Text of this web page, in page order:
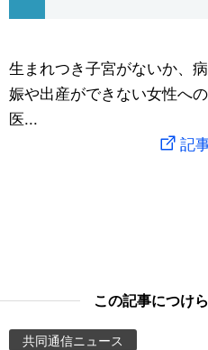
社会
文化
科学・技術
旅と暮らし
動画/Live
Books
People
暮らし
スポーツ・東京2020
生まれつき子宮がないか、
娠や出産ができない女性へ
医...
記
この記事につけ
共同通信ニュース